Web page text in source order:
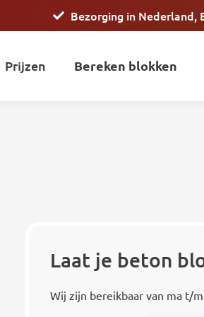
Bezorging in Nederland,
Prijzen Bereken blokken
Laat je beton
Wij zijn bereikbaar van ma t/